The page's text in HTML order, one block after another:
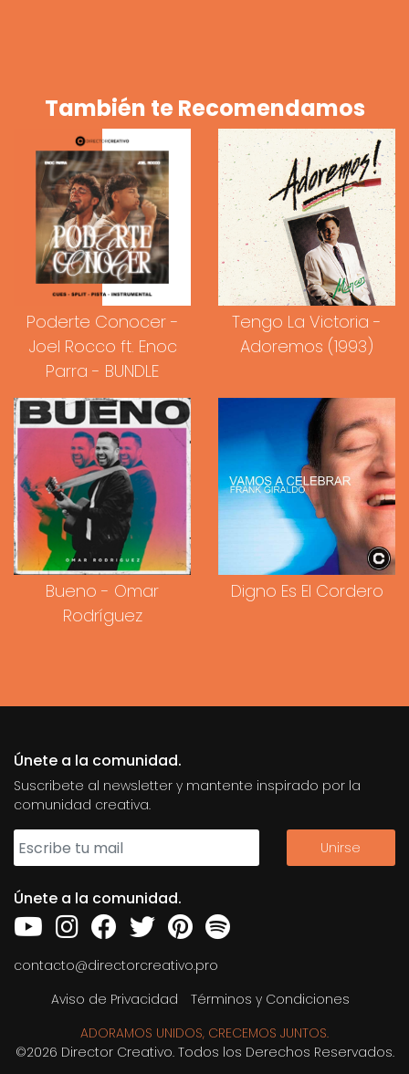
También te Recomendamos
Poderte Conocer -
Joel Rocco ft. Enoc
Parra - BUNDLE
Tengo La Victoria -
Adoremos (1993)
Bueno - Omar
Rodríguez
Digno Es El Cordero
Únete a la comunidad.
Suscribete al newsletter y mantente inspirado por la
comunidad creativa.
Únete a la comunidad.
contacto@directorcreativo.pro
Aviso de Privacidad
Términos y Condiciones
ADORAMOS UNIDOS, CRECEMOS JUNTOS.
©2026 Director Creativo. Todos los Derechos Reservados.